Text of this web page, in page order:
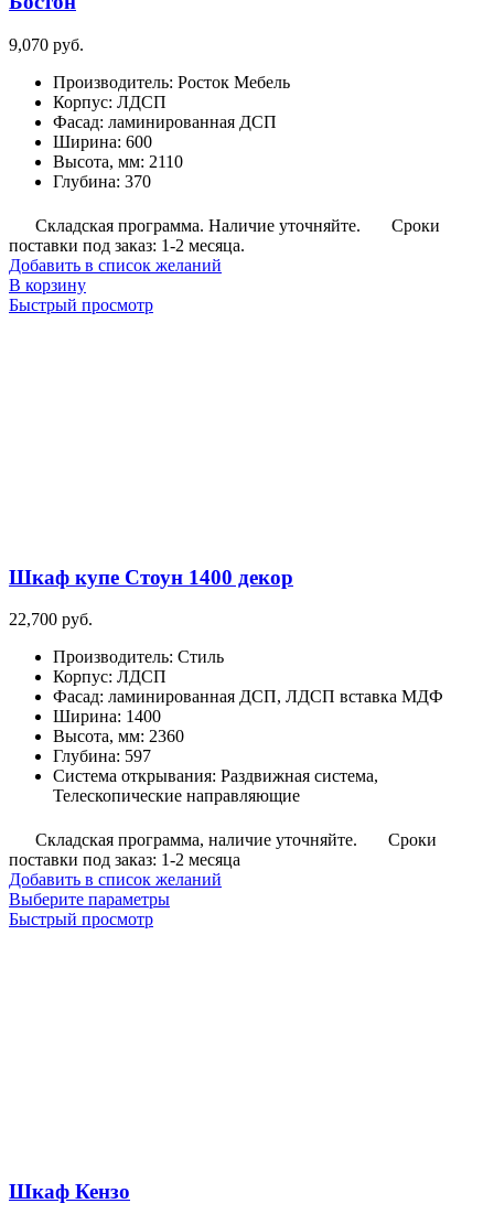
9,070 руб.
Производитель: Росток Мебель
Корпус: ЛДСП
Фасад: ламинированная ДСП
Ширина: 600
Высота, мм: 2110
Глубина: 370
Складская программа. Наличие уточняйте.
Сроки
поставки под заказ: 1-2 месяца.
Добавить в список желаний
В корзину
Быстрый просмотр
Шкаф купе Стоун 1400 декор
22,700 руб.
Производитель: Стиль
Корпус: ЛДСП
Фасад: ламинированная ДСП, ЛДСП вставка МДФ
Ширина: 1400
Высота, мм: 2360
Глубина: 597
Система открывания: Раздвижная система,
Телескопические направляющие
Складская программа, наличие уточняйте.
Сроки
поставки под заказ: 1-2 месяца
Добавить в список желаний
Выберите параметрыЭтот
Быстрый просмотр
Шкаф Кензо